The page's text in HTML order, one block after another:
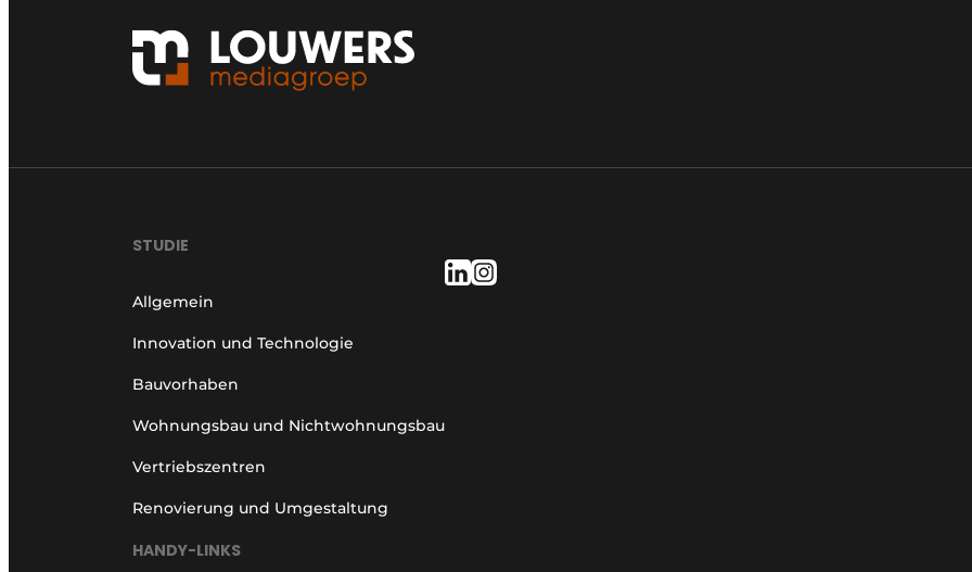
STUDIE
Allgemein
Innovation und Technologie
Bauvorhaben
Wohnungsbau und Nichtwohnungsbau
Vertriebszentren
Renovierung und Umgestaltung
HANDY-LINKS